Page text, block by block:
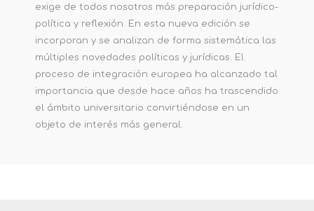
exige de todos nosotros más preparación jurídico-
política y reflexión. En esta nueva edición se
incorporan y se analizan de forma sistemática las
múltiples novedades políticas y jurídicas. El
proceso de integración europea ha alcanzado tal
importancia que desde hace años ha trascendido
el ámbito universitario convirtiéndose en un
objeto de interés más general.